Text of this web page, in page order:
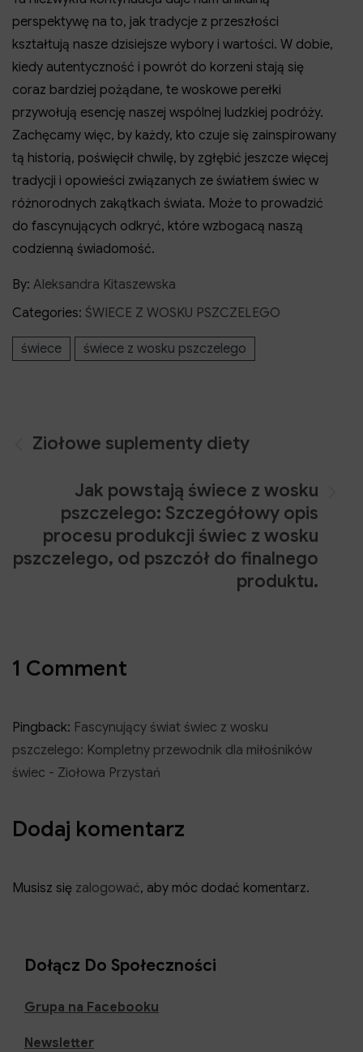
perspektywę na to, jak tradycje z przeszłości
kształtują nasze dzisiejsze wybory i wartości. W dobie,
kiedy autentyczność i powrót do korzeni stają się
coraz bardziej pożądane, te woskowe perełki
przywołują esencję naszej wspólnej ludzkiej podróży.
Zachęcamy więc, by każdy, kto czuje się zainspirowany
tą historią, poświęcił chwilę, by zgłębić jeszcze więcej
tradycji i opowieści związanych ze światłem świec w
różnorodnych zakątkach świata. Może to prowadzić
do fascynujących odkryć, które wzbogacą naszą
codzienną świadomość.
By: Aleksandra Kitaszewska
Categories: ŚWIECE Z WOSKU PSZCZELEGO
świece świece z wosku pszczelego
Nawigacja
wpisu
Ziołowe suplementy diety
Jak powstają świece z wosku
pszczelego: Szczegółowy opis
procesu produkcji świec z wosku
pszczelego, od pszczół do finalnego
produktu.
1 Comment
Pingback: Fascynujący świat świec z wosku
pszczelego: Kompletny przewodnik dla miłośników
świec - Ziołowa Przystań
Dodaj komentarz
Musisz się zalogować, aby móc dodać komentarz.
Dołącz Do Społeczności
Grupa na Facebooku
Newsletter